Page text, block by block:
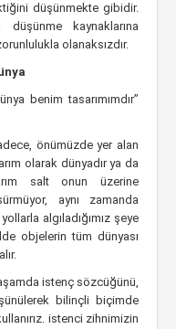
düşünmekte gibidir.
kaynaklarına
olanaksızdır.
benim tasarımımdır”
önümüzde yer alan
olarak dünyadır ya da
salt onun üzerine
aynı zamanda
algıladığımız şeye
objelerin tüm dünyası
istenç sözcüğünü,
bilinçli biçimde
istenci zihnimizin